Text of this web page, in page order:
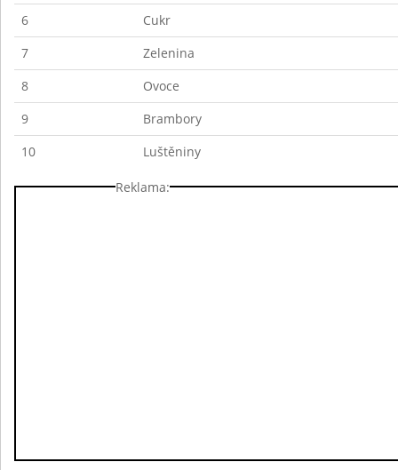
6
Cukr
7
Zelenina
8
Ovoce
9
Brambory
10
Luštěniny
Reklama: